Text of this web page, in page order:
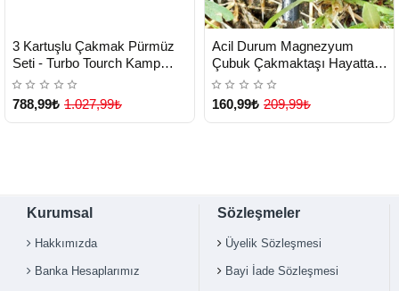
TESLİMAT
Yeni Ürün
3 Kartuşlu Çakmak Pürmüz
Seti - Turbo Tourch Kamp
Piknik Pürmüz Seti ( Lisinya )
788,99₺ 1.027,99₺
TESLİMAT
Acil Durum Magnezyum
Çubuk Çakmaktaşı Hayatta
Kalma Ateş Başlatıcı Çakmak
Kiti Düdük Hediyeli ( Lisinya )
160,99₺ 209,99₺
Kurumsal
Hakkımızda
Banka Hesaplarımız
Sözleşmeler
Üyelik Sözleşmesi
Bayi İade Sözleşmesi